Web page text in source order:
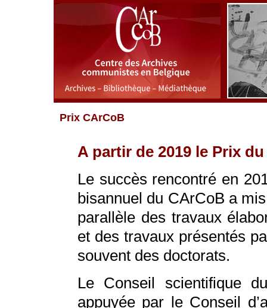
Prix CArCoB
A partir de 2019 le Prix
Le succès rencontré en
bisannuel du CArCoB a
parallèle des travaux
et des travaux présentés
souvent des doctorats.
Le Conseil scientifique
appuyée par le Conseil